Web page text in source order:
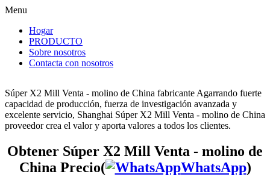
Menu
Hogar
PRODUCTO
Sobre nosotros
Contacta con nosotros
Súper X2 Mill Venta - molino de China fabricante Agarrando fuerte
capacidad de producción, fuerza de investigación avanzada y
excelente servicio, Shanghai Súper X2 Mill Venta - molino de China
proveedor crea el valor y aporta valores a todos los clientes.
Obtener Súper X2 Mill Venta - molino de
China Precio(
WhatsApp)